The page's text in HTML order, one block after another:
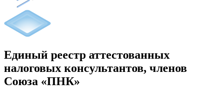
Единый реестр аттестованных
налоговых консультантов, членов
Союза «ПНК»